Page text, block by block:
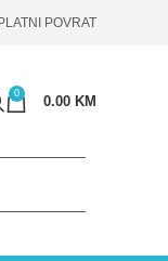
POVRAT
0
0.00 KM